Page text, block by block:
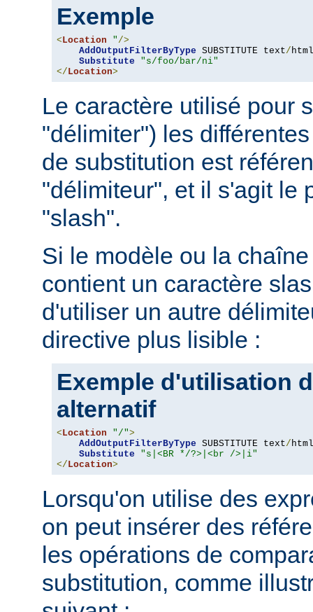
Exemple
< Location " />
AddOutputFilterByType SUBSTITUTE text/ html
Substitute
"s/foo/bar/ni"
</ Location>
Le caractère utilisé pour
"délimiter") les
de substitution est
"délimiteur", et il s'agit le
"slash".
Si le modèle ou la
contient un caractère
d'utiliser un autre
directive plus lisible :
Exemple d'utilisation
alternatif
< Location "/">
AddOutputFilterByType SUBSTITUTE text/ html
Substitute
"s|<BR */?>|<br />|i"
</ Location>
Lorsqu'on utilise des
on peut insérer des
les opérations de
substitution, comme